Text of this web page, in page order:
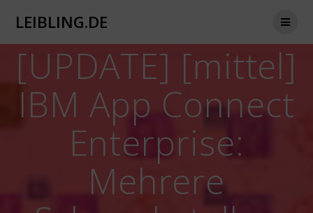
LEIBLING.DE
[UPDATE] [mittel]
IBM App Connect
Enterprise:
Mehrere